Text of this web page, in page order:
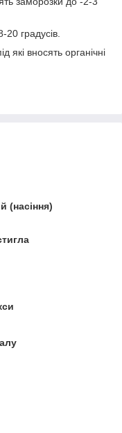
градусів.
вносять органічні
(насіння)